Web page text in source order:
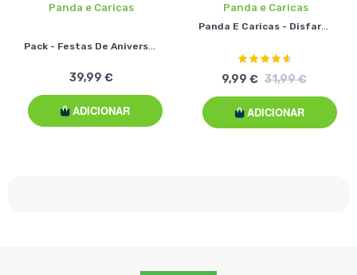
Panda e Caricas
39,99 €
ADICIONAR
Panda e Caricas
Panda E Caricas - Disfarce Matias
Classificação:
9,99 € 31,99 €
ADICIONAR